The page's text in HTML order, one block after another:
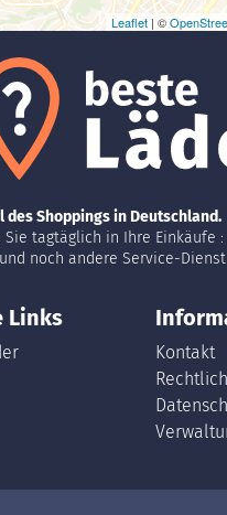
Leaflet | ©
Shoppings in Deutschland.
tagtäglich in Ihre Einkäufe :
noch andere Service-
Links
Kontakt